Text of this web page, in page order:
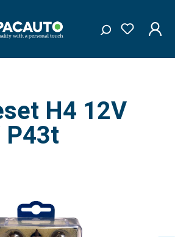
H4 12V
P43t